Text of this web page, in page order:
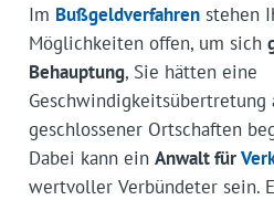
Im Bußgeldverfahrenstehen
Möglichkeiten offen, um sich
Behauptung, Sie hätten eine
Geschwindigkeitsübertretung
geschlossener Ortschaften
Dabei kann ein Anwalt für
wertvoller Verbündeter sein.